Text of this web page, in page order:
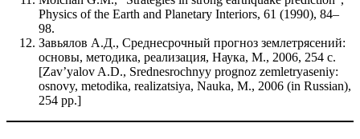
Physics of the Earth and Planetary Interiors, 61 (1990), 84–
98.
Завьялов А.Д., Среднесрочный прогноз землетрясений:
основы, методика, реализация, Наука, М., 2006, 254 с.
[Zav’yalov A.D., Srednesrochnyy prognoz zemletryaseniy:
osnovy, metodika, realizatsiya, Nauka, M., 2006 (in Russian),
254 pp.]